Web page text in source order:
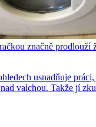
značně prodlouží
usnadňuje
valchou. Takže jí